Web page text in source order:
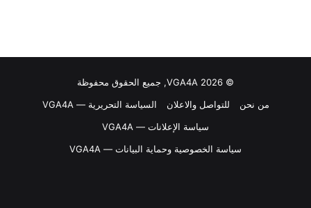
© VGA4A 2026, جميع الحقوق محفوظة
من نحن
للتواصل والاعلان
السياسة التحريرية — VGA4A
سياسة الإعلانات — VGA4A
سياسة الخصوصية وحماية البيانات — VGA4A